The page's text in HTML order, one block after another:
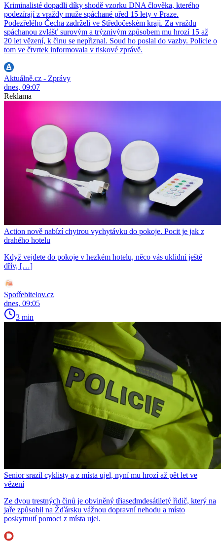
Kriminalisté dopadli díky shodě vzorku DNA člověka, kterého
podezírají z vraždy muže spáchané před 15 lety v Praze.
Podezřelého Čecha zadrželi ve Středočeském kraji. Za vraždu
spáchanou zvlášť surovým a trýznivým způsobem mu hrozí 15 až
20 let vězení, k činu se nepřiznal. Soud ho poslal do vazby. Policie o
tom ve čtvrtek informovala v tiskové zprávě.
Aktuálně.cz - Zprávy
dnes, 09:07
Reklama
Action nově nabízí chytrou vychytávku do pokoje. Pocit je jak z
drahého hotelu
Když vejdete do pokoje v hezkém hotelu, něco vás uklidní ještě
dřív, […]
Spotřebitelov.cz
dnes, 09:05
3 min
Senior srazil cyklisty a z místa ujel, nyní mu hrozí až pět let ve
vězení
Ze dvou trestných činů je obviněný třiasedmdesátiletý řidič, který na
jaře způsobil na Žďársku vážnou dopravní nehodu a místo
poskytnutí pomoci z místa ujel.